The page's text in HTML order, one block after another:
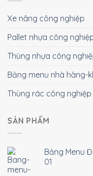
Xe nâng công nghiệp
Pallet nhựa công
Thùng nhựa công
Bảng menu nhà hàng-
Thùng rác công nghiệp
SẢN PHẨM
Bảng Menu
01